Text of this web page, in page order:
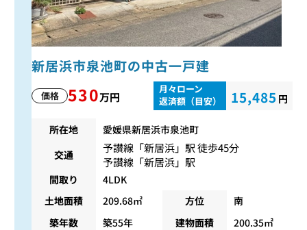
新居浜市泉池町の中古一戸建
価格 530万円
月々ローン
返済額（目安）
15,485 円
所在地
愛媛県新居浜市泉池町
交通
予讃線 「新居浜」駅 徒歩45分
予讃線 「新居浜」駅
間取り
4LDK
土地面積
209.68㎡ 方位
南
築年数
築55年 建物面積
200.35㎡